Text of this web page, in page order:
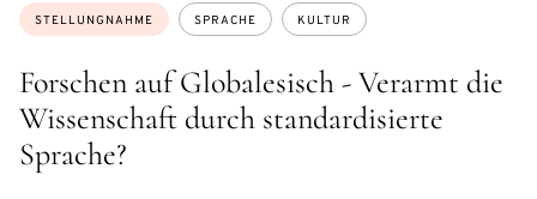
Forschen auf Globalesisch - Verarmt die
Wissenschaft durch standardisierte
Sprache?
Themen:
STELLUNGNAHME SPRACHE KULTUR